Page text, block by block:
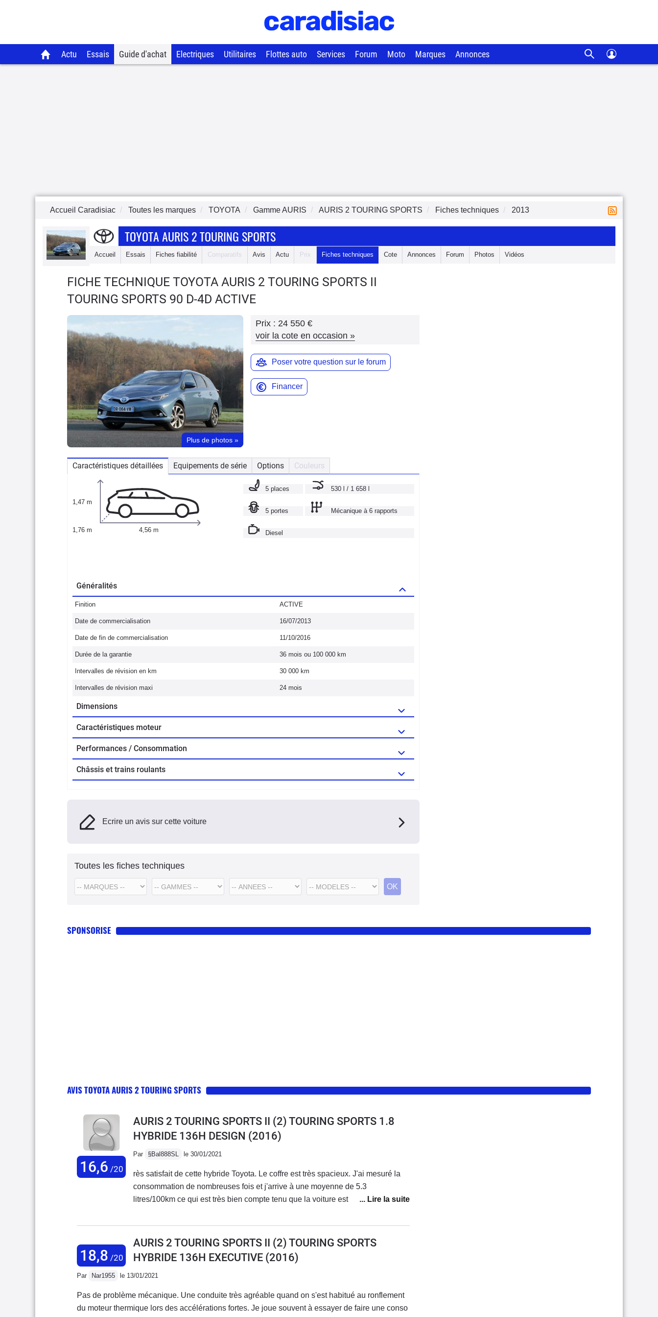
Actu Essais Guide d'achat Electriques Utilitaires Flottes auto Services Forum Moto Marques Annonces
Accueil Caradisiac Toutes les marques TOYOTA GammeAURIS AURIS 2 TOURING SPORTS Fiches techniques 2013
TOYOTA AURIS 2 TOURING SPORTS
Accueil Essais Fiches fiabilité Comparatifs Avis Actu Prix Fiches techniques Cote Annonces Forum Photos Vidéos
FICHE TECHNIQUE TOYOTA AURIS 2 TOURING SPORTS II
TOURING SPORTS 90 D-4D ACTIVE
Plus de photos »
Prix : 24 550 €
voir la cote en occasion »
Poser votre question sur le forum
Financer
Caractéristiques détaillées Equipements de série Options Couleurs
1,47 m
1,76 m 4,56 m
5 places 530 l / 1 658 l
5 portes Mécanique à 6 rapports
Diesel
Généralités
Finition ACTIVE
Date de commercialisation 16/07/2013
Date de fin de commercialisation 11/10/2016
Durée de la garantie 36 mois ou 100 000 km
Intervalles de révision en km 30 000 km
Intervalles de révision maxi 24 mois
Dimensions
Caractéristiques moteur
Performances / Consommation
Châssis et trains roulants
Ecrire un avis sur cette voiture
Toutes les fiches techniques
SPONSORISE
AVIS TOYOTA AURIS 2 TOURING SPORTS
16,6 /20
AURIS 2 TOURING SPORTS II (2) TOURING SPORTS 1.8
HYBRIDE 136H DESIGN (2016)
Par §Bal888SL le 30/01/2021
rès satisfait de cette hybride Toyota. Le coffre est très spacieux. J'ai mesuré la
consommation de nombreuses fois et j'arrive à une moyenne de 5.3
litres/100km ce qui est très bien compte tenu que la voiture est souvent chargée
je n'ai eu AUCUN soucis. Je n'ai rien dépensé en dehors des frais d'entretien
Toyota classique + plaquette et disques à 70 000km ce qui est normal. Sinon la
voiture a quelques petits défauts :Le moteur mouline dans les montées, surtout
sur autoroute. La voiture sonne et bip de facons agaçante sans que l'on
connaisse parfois la raison. Bip de recul très gênant. Gps constructeur pas au
s'adapte à ces Barres, en dehors du coffre de toit Toyota qui est cher.Pour
conclure nous sommes très satisfaits et je recommande grandement cette
18,8 /20
AURIS 2 TOURING SPORTS II (2) TOURING SPORTS
HYBRIDE 136H EXECUTIVE (2016)
Par Nar1955 le 13/01/2021
Pas de problème mécanique. Une conduite très agréable quand on s'est habitué au ronflement
du moteur thermique lors des accélérations fortes. Je joue souvent à essayer de faire une conso